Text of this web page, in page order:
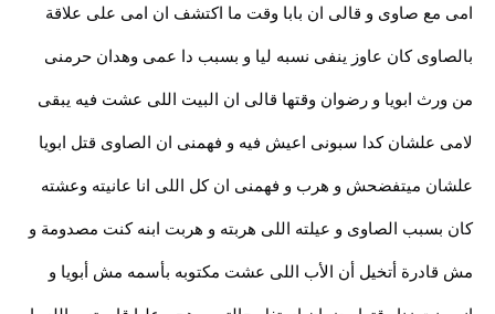
امى مع صاوى و قالى ان بابا وقت ما اكتشف ان امى على علاقة
بالصاوى كان عاوز ينفى نسبه ليا و بسبب دا عمى وهدان حرمنى
من ورث ابويا و رضوان وقتها قالى ان البيت اللى عشت فيه يبقى
لامى علشان كدا سبونى اعيش فيه و فهمنى ان الصاوى قتل ابويا
علشان ميتفضحش و هرب و فهمنى ان كل اللى انا عانيته وعشته
كان بسبب الصاوى و عيلته اللى هربته و هربت ابنه كنت مصدومة و
مش قادرة أتخيل أن الأب اللى عشت مكتوبه بأسمه مش أبويا و